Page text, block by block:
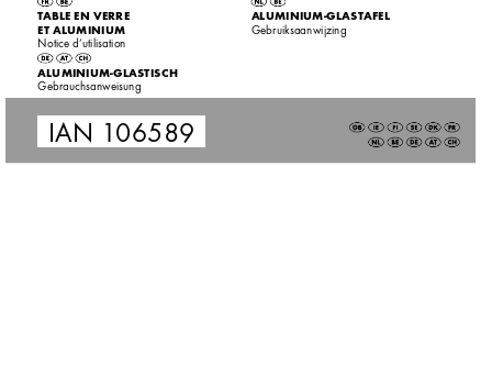
IAN 106589
ALUMINIUM-GLASTISCH
Gebrauchsanweisung
TABLE EN VERRE
ET ALUMINIUM
Notice d’utilisation
ALUMINIUM-GLASTAFEL
Gebruiksaanwijzing